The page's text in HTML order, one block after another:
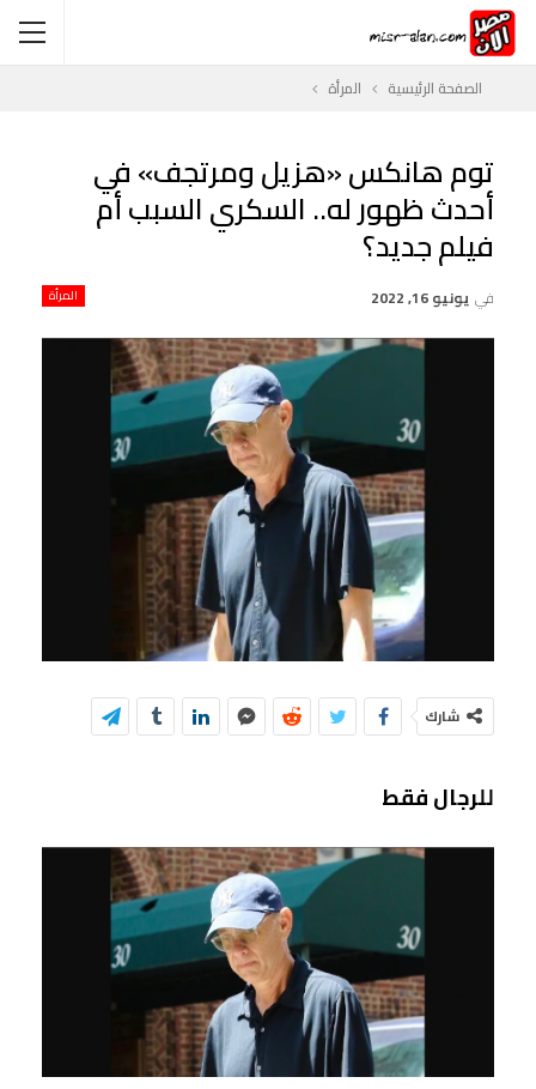
الصفحة الرئيسية المرأة
توم هانكس «هزيل ومرتجف» في
أحدث ظهور له.. السكري السبب أم
فيلم جديد؟
المرأة في يونيو 16, 2022
شارك
للرجال فقط